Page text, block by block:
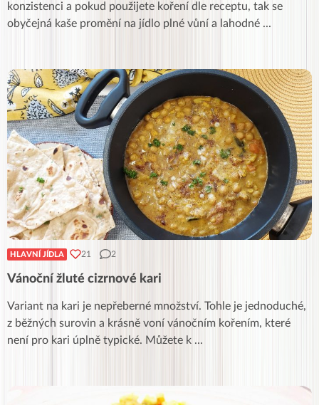
konzistenci a pokud použijete koření dle receptu, tak se
obyčejná kaše promění na jídlo plné vůní a lahodné ...
HLAVNÍ JÍDLA 21 2
Vánoční žluté cizrnové kari
Variant na kari je nepřeberné množství. Tohle je jednoduché,
z běžných surovin a krásně voní vánočním kořením, které
není pro kari úplně typické. Můžete k ...